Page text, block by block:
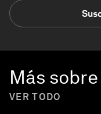
Más sobre
VER TODO